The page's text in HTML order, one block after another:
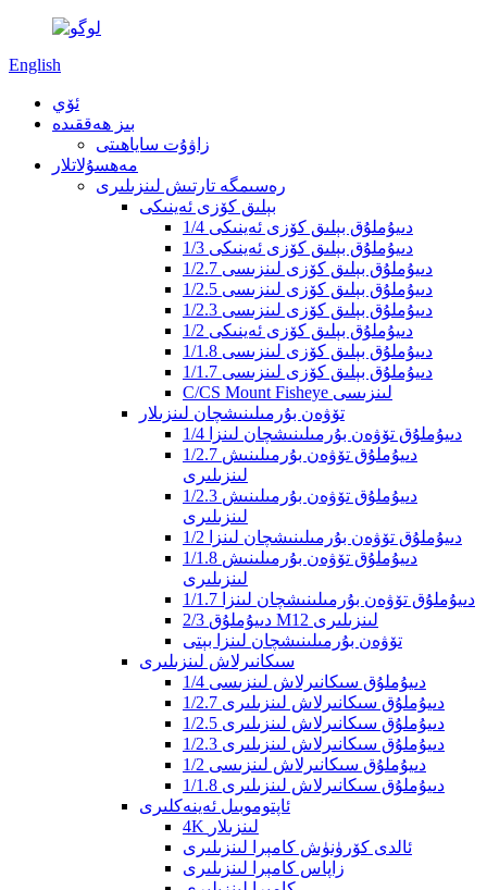
English
ئۆي
بىز ھەققىدە
زاۋۇت ساياھىتى
مەھسۇلاتلار
رەسىمگە تارتىش لىنزىلىرى
بېلىق كۆزى ئەينىكى
1/4 دىيۇملۇق بېلىق كۆزى ئەينىكى
1/3 دىيۇملۇق بېلىق كۆزى ئەينىكى
1/2.7 دىيۇملۇق بېلىق كۆزى لىنزىسى
1/2.5 دىيۇملۇق بېلىق كۆزى لىنزىسى
1/2.3 دىيۇملۇق بېلىق كۆزى لىنزىسى
1/2 دىيۇملۇق بېلىق كۆزى ئەينىكى
1/1.8 دىيۇملۇق بېلىق كۆزى لىنزىسى
1/1.7 دىيۇملۇق بېلىق كۆزى لىنزىسى
C/CS Mount Fisheye لىنزىسى
تۆۋەن بۇرمىلىنىشچان لىنزىلار
1/4 دىيۇملۇق تۆۋەن بۇرمىلىنىشچان لىنزا
1/2.7 دىيۇملۇق تۆۋەن بۇرمىلىنىش
لىنزىلىرى
1/2.3 دىيۇملۇق تۆۋەن بۇرمىلىنىش
لىنزىلىرى
1/2 دىيۇملۇق تۆۋەن بۇرمىلىنىشچان لىنزا
1/1.8 دىيۇملۇق تۆۋەن بۇرمىلىنىش
لىنزىلىرى
1/1.7 دىيۇملۇق تۆۋەن بۇرمىلىنىشچان لىنزا
2/3 دىيۇملۇق M12 لىنزىلىرى
تۆۋەن بۇرمىلىنىشچان لىنزا بېتى
سىكانىرلاش لىنزىلىرى
1/4 دىيۇملۇق سىكانىرلاش لىنزىسى
1/2.7 دىيۇملۇق سىكانىرلاش لىنزىلىرى
1/2.5 دىيۇملۇق سىكانىرلاش لىنزىلىرى
1/2.3 دىيۇملۇق سىكانىرلاش لىنزىلىرى
1/2 دىيۇملۇق سىكانىرلاش لىنزىسى
1/1.8 دىيۇملۇق سىكانىرلاش لىنزىلىرى
ئاپتوموبىل ئەينەكلىرى
4K لىنزىلار
ئالدى كۆرۈنۈش كامېرا لىنزىلىرى
زاپاس كامېرا لىنزىلىرى